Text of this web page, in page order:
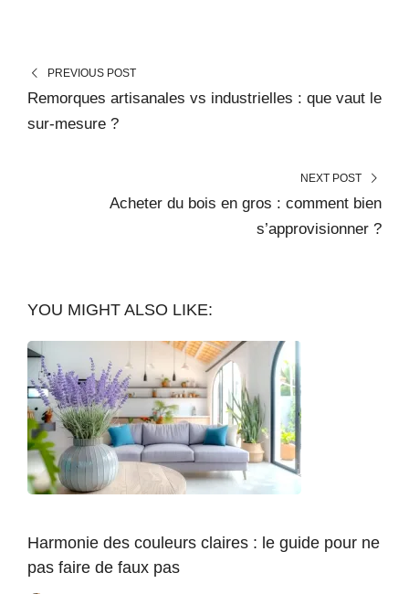
PREVIOUS POST
Remorques artisanales vs industrielles : que vaut le
sur-mesure ?
NEXT POST
Acheter du bois en gros : comment bien
s’approvisionner ?
YOU MIGHT ALSO LIKE:
Harmonie des couleurs claires : le guide pour ne
pas faire de faux pas